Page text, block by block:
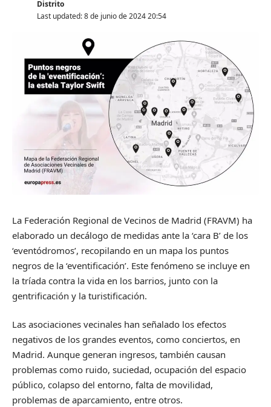
Last updated: 8 de junio de 2024 20:54
Distrito
La Federación Regional de Vecinos de Madrid (FRAVM) ha
elaborado un decálogo de medidas ante la ‘cara B’ de los
‘eventódromos’, recopilando en un mapa los puntos
negros de la ‘eventificación’. Este fenómeno se incluye en
la tríada contra la vida en los barrios, junto con la
gentrificación y la turistificación.
Las asociaciones vecinales han señalado los efectos
negativos de los grandes eventos, como conciertos, en
Madrid. Aunque generan ingresos, también causan
problemas como ruido, suciedad, ocupación del espacio
público, colapso del entorno, falta de movilidad,
problemas de aparcamiento, entre otros.